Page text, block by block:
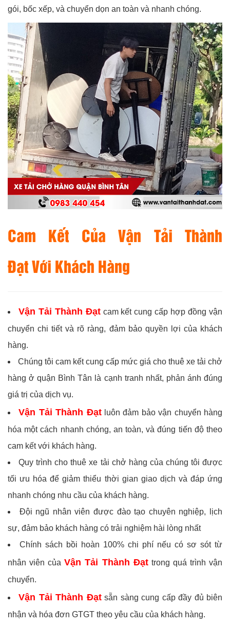
gói, bốc xếp, và chuyển dọn an toàn và nhanh chóng.
Cam Kết Của Vận Tải Thành
Đạt Với Khách Hàng
Vận Tải Thành Đạtcam kết cung cấp hợp đồng vận
chuyển chi tiết và rõ ràng, đảm bảo quyền lợi của khách
hàng.
Chúng tôi cam kết cung cấp mức giá cho thuê xe tải chở
hàng ở quận Bình Tân là cạnh tranh nhất, phản ánh đúng
giá trị của dịch vụ.
Vận Tải Thành Đạtluôn đảm bảo vận chuyển hàng
hóa một cách nhanh chóng, an toàn, và đúng tiến độ theo
cam kết với khách hàng.
Quy trình cho thuê xe tải chở hàng của chúng tôi được
tối ưu hóa để giảm thiểu thời gian giao dịch và đáp ứng
nhanh chóng nhu cầu của khách hàng.
Đội ngũ nhân viên được đào tạo chuyên nghiệp, lịch
sự, đảm bảo khách hàng có trải nghiệm hài lòng nhất
Chính sách bồi hoàn 100% chi phí nếu có sơ sót từ
nhân viên củaVận Tải Thành Đạttrong quá trình vận
chuyển.
Vận Tải Thành Đạtsẵn sàng cung cấp đầy đủ biên
nhận và hóa đơn GTGT theo yêu cầu của khách hàng.